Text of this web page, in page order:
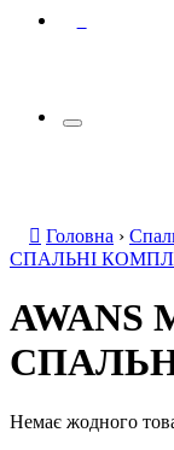
Головна ›
СПАЛЬНІ
Немає жодного